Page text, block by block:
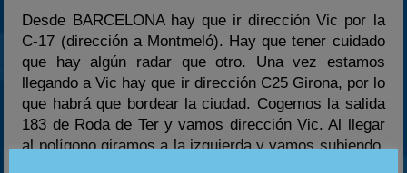
Desde BARCELONA hay que ir dirección Vic por la
C-17 (dirección a Montmeló). Hay que tener cuidado
que hay algún radar que otro. Una vez estamos
llegando a Vic hay que ir dirección C25 Girona, por lo
que habrá que bordear la ciudad. Cogemos la salida
183 de Roda de Ter y vamos dirección Vic. Al llegar
al polígono giramos a la izquierda y vamos subiendo.